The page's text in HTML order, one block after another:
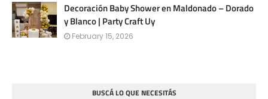
Decoración Baby Shower en Maldonado – Dorado
y Blanco | Party Craft Uy
February 15, 2026
BUSCÁ LO QUE NECESITÁS